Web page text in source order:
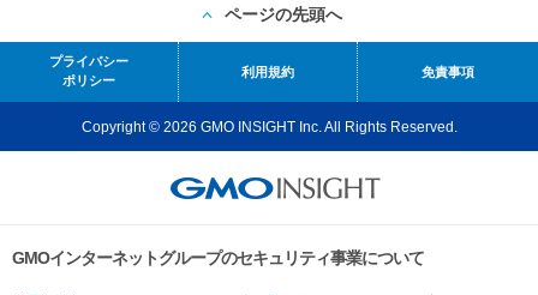
ページの先頭へ
プライバシー
ポリシー
利用規約 免責事項
Copyright © 2026 GMO INSIGHT Inc. All Rights Reserved.
GMOインターネットグループのセキュリティ事業について